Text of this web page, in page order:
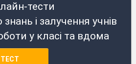
тести
і залучення учнів
у класі та вдома